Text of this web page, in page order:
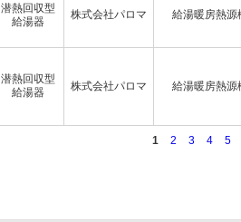
潜熱回収型
給湯器
株式会社パロマ 給湯暖房熱源
潜熱回収型
給湯器
株式会社パロマ 給湯暖房熱源
1 2 3 4 5